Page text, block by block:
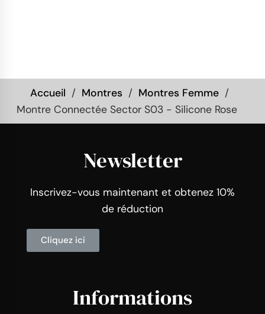
Accueil Montres
Montres Femme
Montre Connectée Sector S03 - Silicone Rose
Newsletter
Inscrivez-vous maintenant et obtenez 10%
de réduction
Cliquez ici
Informations